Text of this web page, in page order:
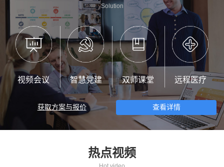
Solution
视频会议 智慧党建 双师课堂 远程医疗
获取方案与报价 查看详情
热点视频